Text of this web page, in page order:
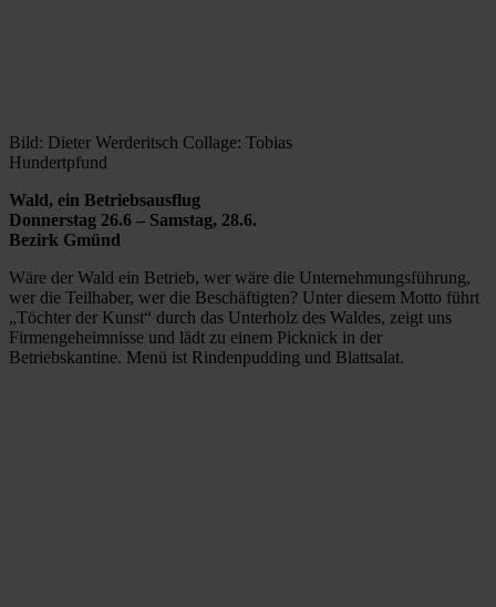
Bild: Dieter Werderitsch Collage: Tobias
Hundertpfund
Wald, ein Betriebsausflug
Donnerstag 26.6 – Samstag, 28.6.
Bezirk Gmünd
Wäre der Wald ein Betrieb, wer wäre die Unternehmungsführung,
wer die Teilhaber, wer die Beschäftigten? Unter diesem Motto führt
„Töchter der Kunst“ durch das Unterholz des Waldes, zeigt uns
Firmengeheimnisse und lädt zu einem Picknick in der
Betriebskantine. Menü ist Rindenpudding und Blattsalat.